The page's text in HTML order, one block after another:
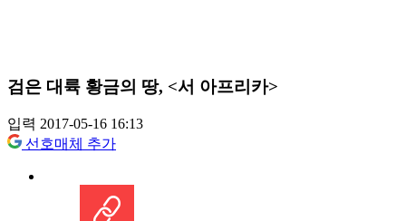
검은 대륙 황금의 땅, <서 아프리카>
입력 2017-05-16 16:13
선호매체 추가